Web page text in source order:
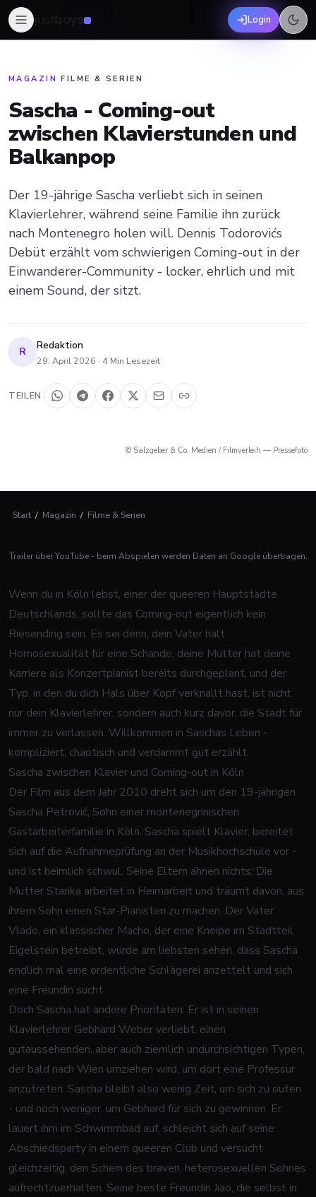
boys Login
MAGAZIN ·FILME & SERIEN
Sascha - Coming-out
zwischen Klavierstunden und
Balkanpop
Der 19-jährige Sascha verliebt sich in seinen
Klavierlehrer, während seine Familie ihn zurück
nach Montenegro holen will. Dennis Todorovićs
Debüt erzählt vom schwierigen Coming-out in der
Einwanderer-Community - locker, ehrlich und mit
einem Sound, der sitzt.
R Redaktion
29. April 2026 · 4 Min Lesezeit
TEILEN
© Salzgeber & Co. Medien / Filmverleih — Pressefoto
Start / Magazin / Filme & Serien
Trailer über YouTube - beim Abspielen werden Daten an Google übertragen.
Wenn du in Köln lebst, einer der queeren Hauptstädte
Deutschlands, sollte das Coming-out eigentlich kein
Riesending sein. Es sei denn, dein Vater hält
Homosexualität für eine Schande, deine Mutter hat deine
Karriere als Konzertpianist bereits durchgeplant, und der
Typ, in den du dich Hals über Kopf verknallt hast, ist nicht
nur dein Klavierlehrer, sondern auch kurz davor, die Stadt für
immer zu verlassen. Willkommen in Saschas Leben -
kompliziert, chaotisch und verdammt gut erzählt.
Sascha zwischen Klavier und Coming-out in Köln
Der Film aus dem Jahr 2010 dreht sich um den 19-jährigen
Sascha Petrović, Sohn einer montenegrinischen
Gastarbeiterfamilie in Köln. Sascha spielt Klavier, bereitet
sich auf die Aufnahmeprüfung an der Musikhochschule vor -
und ist heimlich schwul. Seine Eltern ahnen nichts: Die
Mutter Stanka arbeitet in Heimarbeit und träumt davon, aus
ihrem Sohn einen Star-Pianisten zu machen. Der Vater
Vlado, ein klassischer Macho, der eine Kneipe im Stadtteil
Eigelstein betreibt, würde am liebsten sehen, dass Sascha
endlich mal eine ordentliche Schlägerei anzettelt und sich
eine Freundin sucht.
Doch Sascha hat andere Prioritäten: Er ist in seinen
Klavierlehrer Gebhard Weber verliebt, einen
gutaussehenden, aber auch ziemlich undurchsichtigen Typen,
der bald nach Wien umziehen wird, um dort eine Professur
anzutreten. Sascha bleibt also wenig Zeit, um sich zu outen
- und noch weniger, um Gebhard für sich zu gewinnen. Er
lauert ihm im Schwimmbad auf, schleicht sich auf seine
Abschiedsparty in einem queeren Club und versucht
gleichzeitig, den Schein des braven, heterosexuellen Sohnes
aufrechtzuerhalten. Seine beste Freundin Jiao, die selbst in